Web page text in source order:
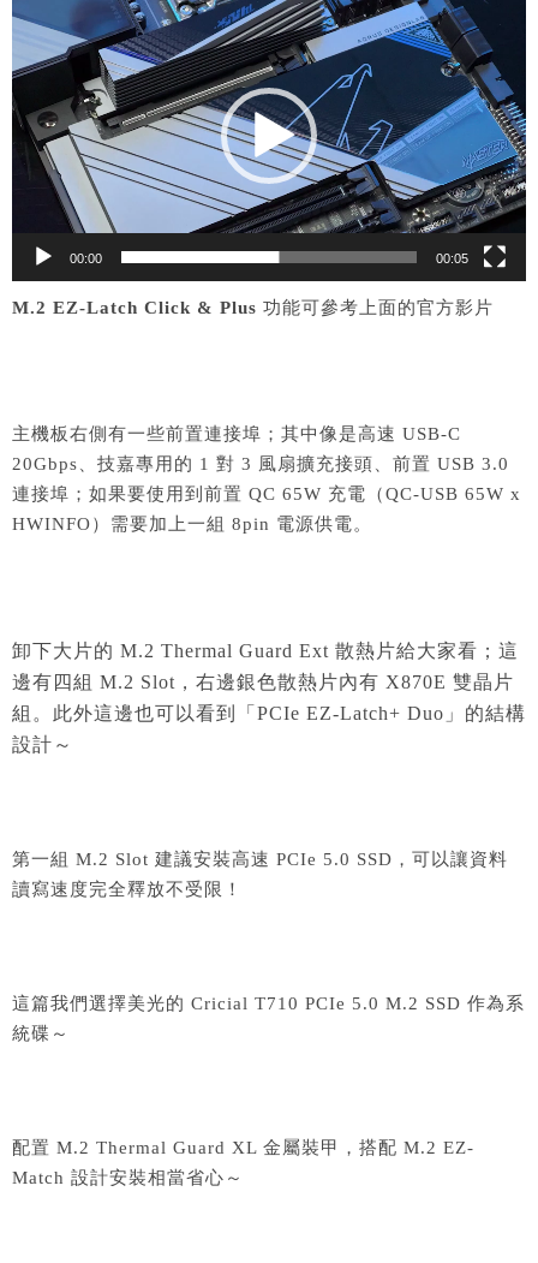
訊
放
器
00:00 00:05
M.2 EZ-Latch Click & Plus 功能可參考上面的官方影片
主機板右側有一些前置連接埠；其中像是高速 USB-C
20Gbps、技嘉專用的 1 對 3 風扇擴充接頭、前置 USB 3.0
連接埠；如果要使用到前置 QC 65W 充電（QC-USB 65W x
HWINFO）需要加上一組 8pin 電源供電。
卸下大片的 M.2 Thermal Guard Ext 散熱片給大家看；這
邊有四組 M.2 Slot，右邊銀色散熱片內有 X870E 雙晶片
組。此外這邊也可以看到「PCIe EZ-Latch+ Duo」的結構
設計～
第一組 M.2 Slot 建議安裝高速 PCIe 5.0 SSD，可以讓資料
讀寫速度完全釋放不受限！
這篇我們選擇美光的 Cricial T710 PCIe 5.0 M.2 SSD 作為系
統碟～
配置 M.2 Thermal Guard XL 金屬裝甲，搭配 M.2 EZ-
Match 設計安裝相當省心～